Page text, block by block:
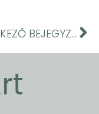
KÖVETKEZŐ BEJEGYZÉS